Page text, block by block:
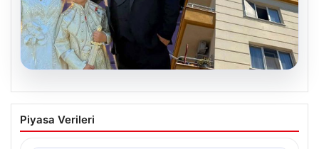
Çanakkale’de böcek ilaçlaması felakete
dönüştü. Yusuf öldü, annesi yoğun
Piyasa Verileri